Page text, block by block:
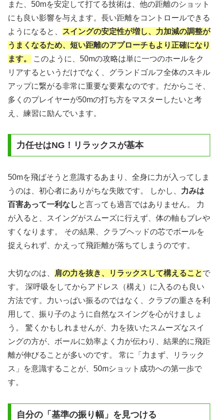
また、50mを安定して打てる技術は、他の距離のショット
にも良い影響を与えます。長い距離をコントロールできる
ようになると、
スイングの安定性が増し、力加減の調整が
うまくなるため、短い距離のアプローチもより正確になり
ます。
このように、50mの攻略は単に一つのホールをク
リアするというだけでなく、グランドゴルフ全体のスキル
アップに繋がる非常に重要な要素なのです。だからこそ、
多くのプレイヤーが50mの打ち方をマスターしたいと考
え、練習に励んでいます。
力任せはNG！リラックスが基本
50mを飛ばそうと意識するあまり、全身に力が入ってしま
うのは、初心者にありがちな失敗です。 しかし、 力みは
百害あって一利なし と言っても過言ではありません。 力
が入ると、スイングがスムーズに行えず、体の軸もブレや
すくなります。 その結果、クラブヘッドの芯でボールを
捉えられず、かえって飛距離が落ちてしまうのです。
大切なのは、 肩の力を抜き、リラックスして構えることで
す。 深呼吸をしてからアドレス（構え）に入るのも良い
方法です。力いっぱい振るのではなく、クラブの重さを利
用して、振り子のように自然なスイングを心がけましょ
う。 驚くかもしれませんが、力を抜いたスムーズなスイ
ングの方が、ボールに効率よく力が伝わり、結果的に飛距
離が伸びることが多いのです。 常に「力まず、リラック
ス」を意識することが、50mショット成功への第一歩で
す。
自分の「基準の振り幅」を見つける